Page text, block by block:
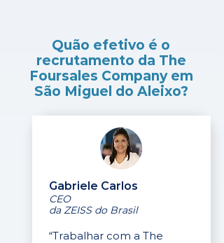
Quão efetivo é o
recrutamento da The
Foursales Company em
São Miguel do Aleixo?
Gabriele Carlos
CEO
da ZEISS do Brasil
“Trabalhar com a The